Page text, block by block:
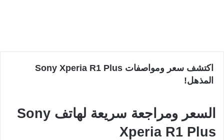
اكتشف سعر ومواصفات Sony Xperia R1 Plus
المذهل!
السعر ومراجعة سريعة لهاتف Sony
Xperia R1 Plus